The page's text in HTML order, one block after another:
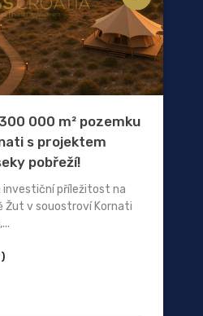
000 m² pozemku
s projektem
pobřeží!
investiční příležitost na
Žut v souostroví Kornati